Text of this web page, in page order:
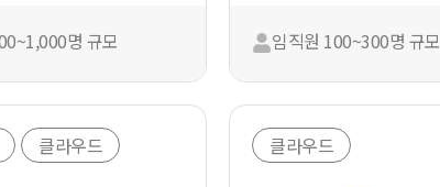
명 규모 임직원 100~300명 규모
클라우드 클라우드